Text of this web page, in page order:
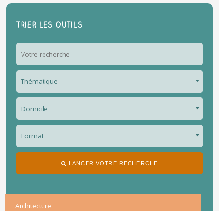
Trier les outils
LANCER VOTRE RECHERCHE
Architecture